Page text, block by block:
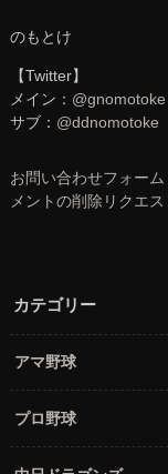
のもとけ
【Twitter】
メイン： @gnomotoke
サブ： @ddnomotoke
お問い合わせフォー
メントの削除リクエ
カテゴリー
アマ野球
プロ野球